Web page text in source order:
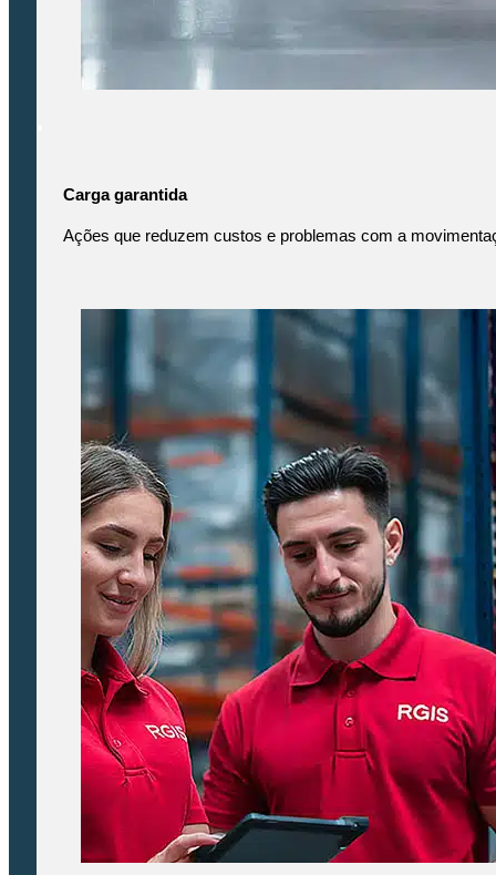
Carga garantida
Ações que reduzem custos e problemas com a